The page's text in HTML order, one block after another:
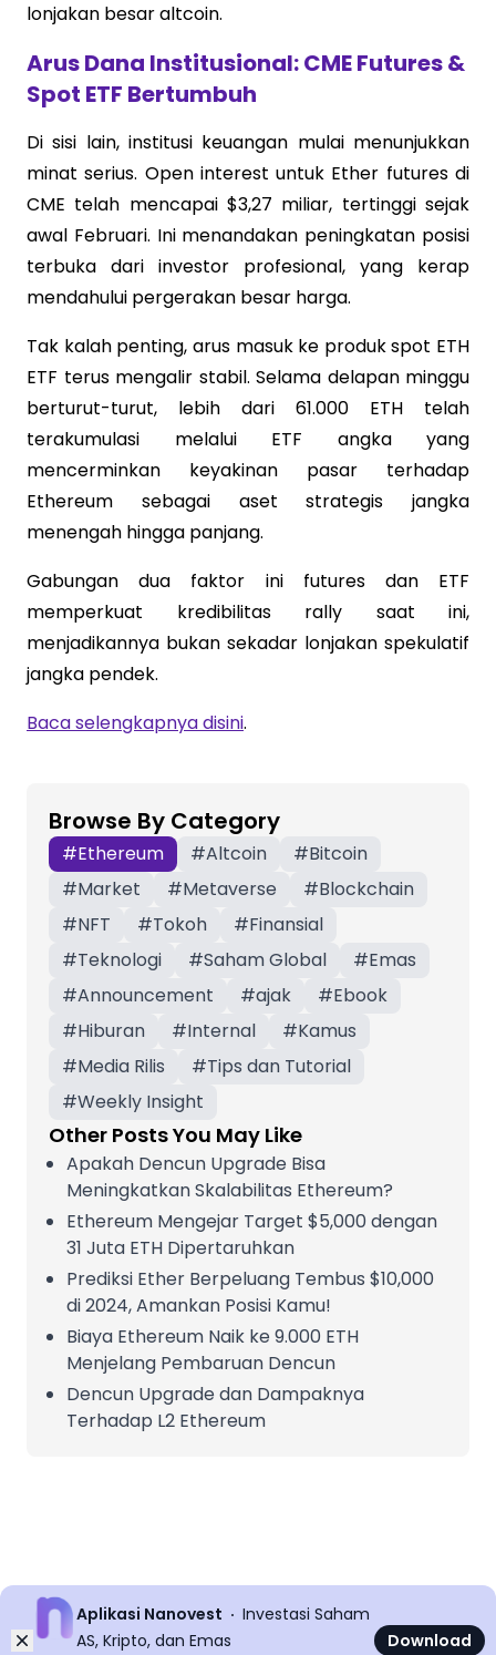
lonjakan besar altcoin.
Arus Dana Institusional: CME Futures &
Spot ETF Bertumbuh
Di sisi lain, institusi keuangan mulai menunjukkan
minat serius. Open interest untuk Ether futures di
CME telah mencapai $3,27 miliar, tertinggi sejak
awal Februari. Ini menandakan peningkatan posisi
terbuka dari investor profesional, yang kerap
mendahului pergerakan besar harga.
Tak kalah penting, arus masuk ke produk spot ETH
ETF terus mengalir stabil. Selama delapan minggu
berturut-turut, lebih dari 61.000 ETH telah
terakumulasi melalui ETF angka yang
mencerminkan keyakinan pasar terhadap
Ethereum sebagai aset strategis jangka
menengah hingga panjang.
Gabungan dua faktor ini futures dan ETF
memperkuat kredibilitas rally saat ini,
menjadikannya bukan sekadar lonjakan spekulatif
jangka pendek.
Baca selengkapnya disini.
Browse By Category
#Ethereum #Altcoin #Bitcoin
#Market #Metaverse #Blockchain
#NFT #Tokoh #Finansial
#Teknologi #Saham Global #Emas
#Announcement #ajak #Ebook
#Hiburan #Internal #Kamus
#Media Rilis #Tips dan Tutorial
#Weekly Insight
Other Posts You May Like
Apakah Dencun Upgrade Bisa
Meningkatkan Skalabilitas Ethereum?
Ethereum Mengejar Target $5,000 dengan
31 Juta ETH Dipertaruhkan
Prediksi Ether Berpeluang Tembus $10,000
di 2024, Amankan Posisi Kamu!
Biaya Ethereum Naik ke 9.000 ETH
Menjelang Pembaruan Dencun
Dencun Upgrade dan Dampaknya
Terhadap L2 Ethereum
Dismiss
Aplikasi Nanovest
Investasi Saham
AS, Kripto, dan Emas
Download